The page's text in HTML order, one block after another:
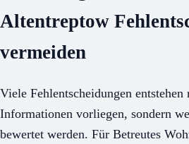
Altentreptow
vermeiden
Viele Fehlentscheidungen
Informationen vorliegen, sondern
bewertet werden. Für Betreutes